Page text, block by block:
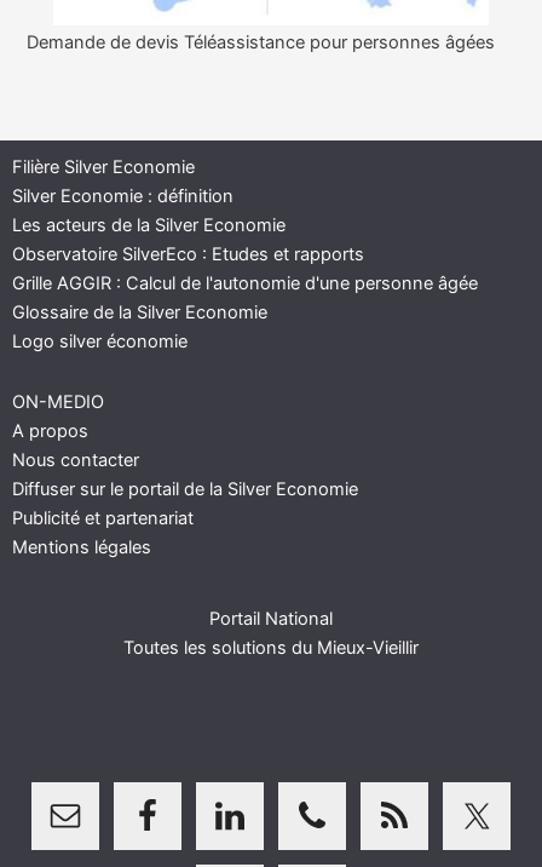
Demande de devis Téléassistance pour personnes âgées
Filière Silver Economie
Silver Economie : définition
Les acteurs de la Silver Economie
Observatoire SilverEco : Etudes et rapports
Grille AGGIR : Calcul de l'autonomie d'une personne âgée
Glossaire de la Silver Economie
Logo silver économie
ON-MEDIO
A propos
Nous contacter
Diffuser sur le portail de la Silver Economie
Publicité et partenariat
Mentions légales
Portail National
Toutes les solutions du Mieux-Vieillir